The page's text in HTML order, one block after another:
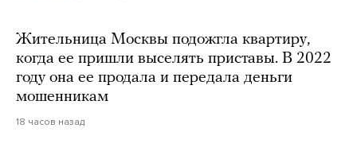
Жительница Москвы подожгла квартиру,
когда ее пришли выселять приставы. В 2022
году она ее продала и передала деньги
мошенникам
18 часов назад